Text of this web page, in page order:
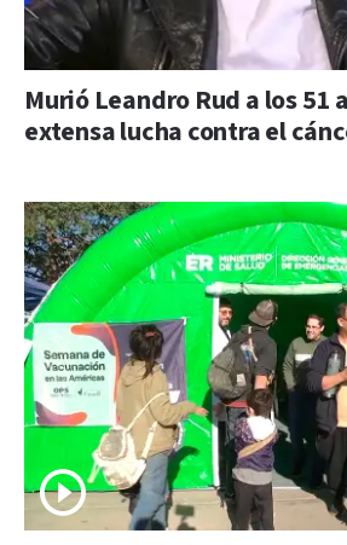
Murió Leandro Rud a los 51
extensa lucha contra el